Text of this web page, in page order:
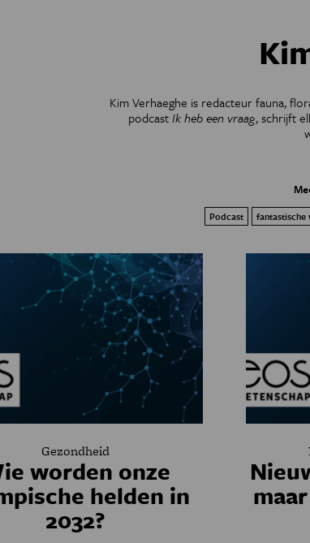
Kim Verhaeghe is redacteur fauna,
podcastIk heb een vraag, schrijft
Podcast fantastische
Gezondheid
worden onze
helden in
2032?